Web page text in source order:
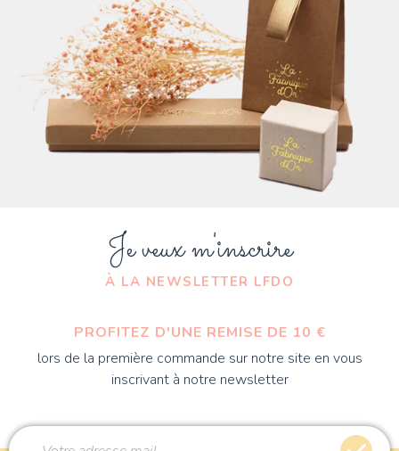
Je veux m'inscrire
À LA NEWSLETTER LFDO
PROFITEZ D'UNE REMISE DE 10 €
lors de la première commande sur notre site en vous
inscrivant à notre newsletter